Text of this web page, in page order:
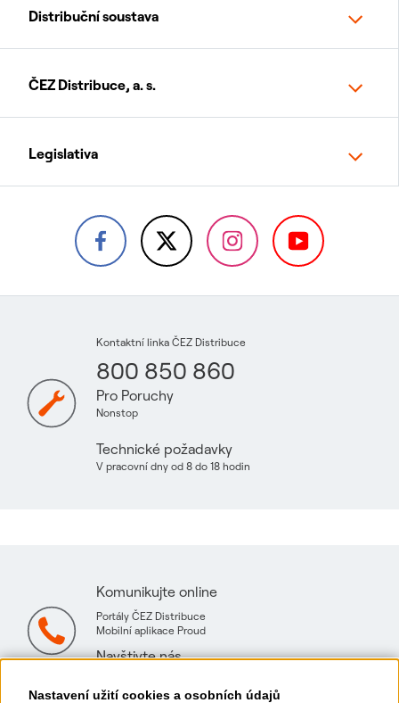
Nastavení užití cookies a osobních údajů
Distribuční soustava
ČEZ Distribuce, a. s.
Legislativa
Kontaktní linka ČEZ Distribuce
800 850 860
Pro Poruchy
Nonstop
Technické požadavky
V pracovní dny od 8 do 18 hodin
Komunikujte online
Portály ČEZ Distribuce
Mobilní aplikace Proud
Navštivte nás